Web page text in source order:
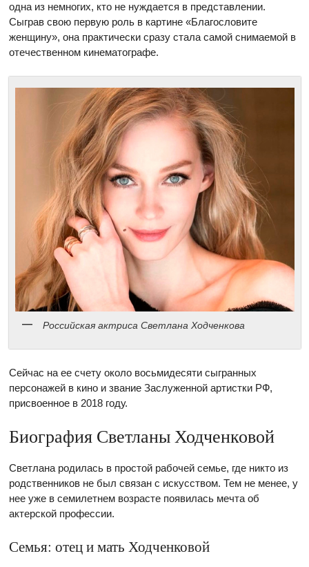
одна из немногих, кто не нуждается в представлении.
Сыграв свою первую роль в картине «Благословите
женщину», она практически сразу стала самой снимаемой в
отечественном кинематографе.
Российская актриса Светлана Ходченкова
Сейчас на ее счету около восьмидесяти сыгранных
персонажей в кино и звание Заслуженной артистки РФ,
присвоенное в 2018 году.
Биография Светланы Ходченковой
Светлана родилась в простой рабочей семье, где никто из
родственников не был связан с искусством. Тем не менее, у
нее уже в семилетнем возрасте появилась мечта об
актерской профессии.
Семья: отец и мать Ходченковой